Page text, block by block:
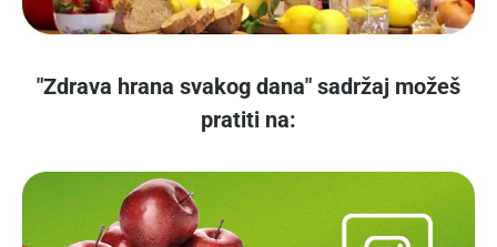
"Zdrava hrana svakog dana" sadržaj možeš
pratiti na: